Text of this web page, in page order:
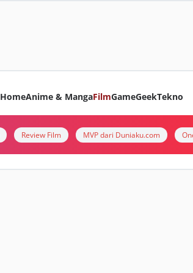
HomeAnime & MangaFilmGameGeekTekno
Review Film MVP dari Duniaku.com